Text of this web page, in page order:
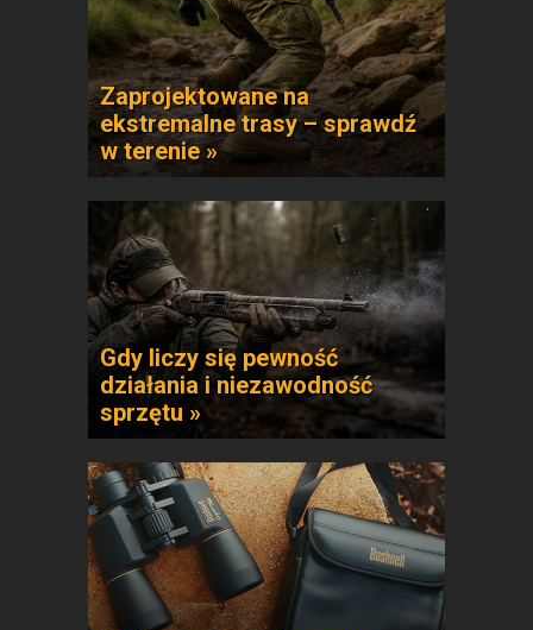
Zaprojektowane na
ekstremalne trasy – sprawdź
w terenie »
Gdy liczy się pewność
działania i niezawodność
sprzętu »